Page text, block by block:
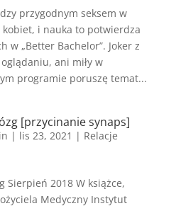
przygodnym seksem w
i nauka to potwierdza
w „Better Bachelor”. Joker z
ani miły w
programie poruszę temat...
[przycinanie synaps]
| lis 23, 2021 | Relacje
Sierpień 2018 W książce,
Medyczny Instytut